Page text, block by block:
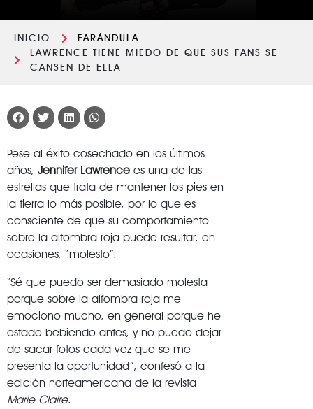
INICIO
FARÁNDULA
LAWRENCE TIENE MIEDO DE QUE SUS FANS SE
CANSEN DE ELLA
Pese al éxito cosechado en los últimos
años, Jennifer Lawrence es una de las
estrellas que trata de mantener los pies en
la tierra lo más posible, por lo que es
consciente de que su comportamiento
sobre la alfombra roja puede resultar, en
ocasiones, “molesto”.
“Sé que puedo ser demasiado molesta
porque sobre la alfombra roja me
emociono mucho, en general porque he
estado bebiendo antes, y no puedo dejar
de sacar fotos cada vez que se me
presenta la oportunidad”, confesó a la
edición norteamericana de la revista
Marie Claire.